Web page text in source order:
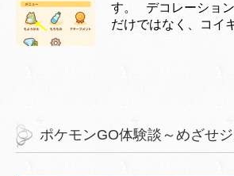
す。 デコレーショ
だけではなく、コイ
ポケモンGO体験談～めざせ